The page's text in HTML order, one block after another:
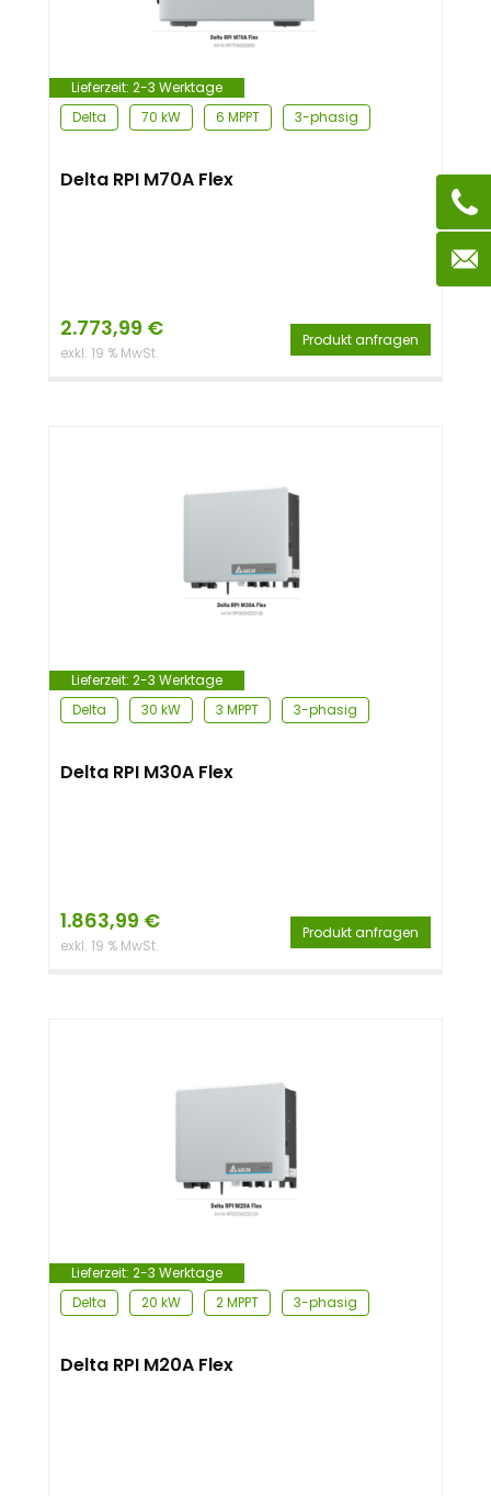
Lieferzeit: 2-3 Werktage
Delta
70 kW 6 MPPT 3-phasig
Delta RPI M70A Flex
2.773,99 €
exkl. 19 % MwSt.
Produkt anfragen
Lieferzeit: 2-3 Werktage
Delta
30 kW 3 MPPT 3-phasig
Delta RPI M30A Flex
1.863,99 €
exkl. 19 % MwSt.
Produkt anfragen
Lieferzeit: 2-3 Werktage
Delta
20 kW 2 MPPT 3-phasig
Delta RPI M20A Flex